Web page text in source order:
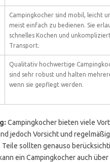
Campingkocher sind mobil, leicht
meist einfach zu bedienen. Sie
schnelles Kochen und
Transport.
Qualitativ hochwertige
sind sehr robust und halten
wenn sie gepflegt werden.
Campingkocher bieten viele
jedoch Vorsicht und
sollten genauso
ein Campingkocher auch